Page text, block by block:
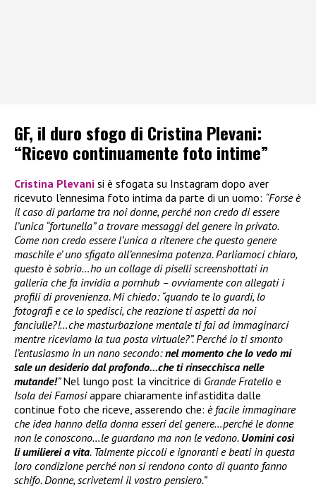
GF, il duro sfogo di Cristina Plevani:
“Ricevo continuamente foto intime”
Cristina Plevani si è sfogata su Instagram dopo aver
ricevuto l’ennesima foto intima da parte di un uomo: “Forse è
il caso di parlarne tra noi donne, perché non credo di essere
l’unica “fortunella” a trovare messaggi del genere in privato.
Come non credo essere l’unica a ritenere che questo genere
maschile e’ uno sfigato all’ennesima potenza. Parliamoci chiaro,
questo è sobrio…ho un collage di piselli screenshottati in
galleria che fa invidia a pornhub – ovviamente con allegati i
profili di provenienza. Mi chiedo: “quando te lo guardi, lo
fotografi e ce lo spedisci, che reazione ti aspetti da noi
fanciulle?!…che masturbazione mentale ti fai ad immaginarci
mentre riceviamo la tua posta virtuale?”. Perché io ti smonto
l’entusiasmo in un nano secondo:nel momento che lo vedo mi
sale un desiderio dal profondo…che ti rinsecchisca nelle
mutande!”Nel lungo post la vincitrice di Grande Fratello e
Isola dei Famosiappare chiaramente infastidita dalle
continue foto che riceve, asserendo che: è facile immaginare
che idea hanno della donna esseri del genere…perché le donne
non le conoscono…le guardano ma non le vedono. Uomini così
li umilierei a vita. Talmente piccoli e ignoranti e beati in questa
loro condizione perché non si rendono conto di quanto fanno
schifo. Donne, scrivetemi il vostro pensiero.”